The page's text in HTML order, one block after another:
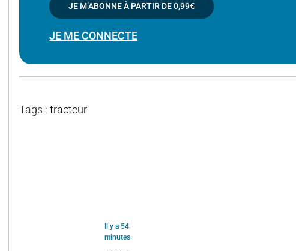
JE M’ABONNE À PARTIR DE0,99€
JE ME CONNECTE
Tags :tracteur
Il y a 54
minutes